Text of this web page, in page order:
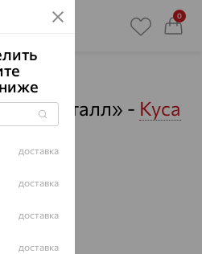
0
- Куса
доставка
доставка
доставка
доставка